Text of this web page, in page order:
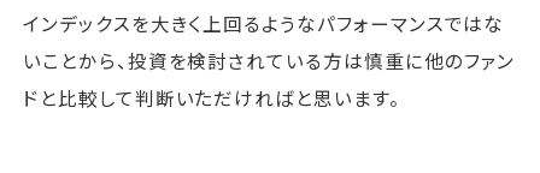
インデックスを大きく上回るようなパフォーマンスではな
いことから、投資を検討されている方は慎重に他のファン
ドと比較して判断いただければと思います。